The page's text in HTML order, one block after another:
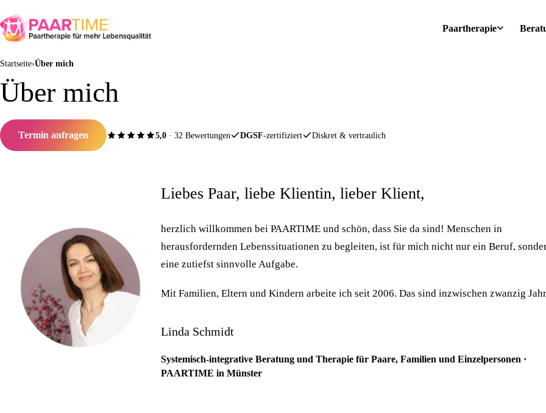
Paartherapie
Startseite Über mich
Über mich
Termin anfragen 5,0 · 32 Bewertungen DGSF-zertifiziert Diskret & vertraulich
Liebes Paar, liebe Klientin, lieber Klient,
herzlich willkommen bei PAARTIME und schön, dass Sie da sind! Menschen in
herausfordernden Lebenssituationen zu begleiten, ist für mich nicht nur ein Beruf,
eine zutiefst sinnvolle Aufgabe.
Mit Familien, Eltern und Kindern arbeite ich seit 2006. Das sind inzwischen zwanzig
Linda Schmidt
Systemisch-integrative Beratung und Therapie für Paare, Familien und Einzelpersonen ·
PAARTIME in Münster